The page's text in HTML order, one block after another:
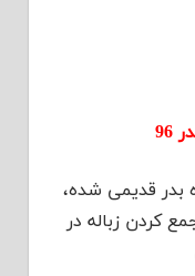
96
بدر قدیمی شده،
کردن زباله در